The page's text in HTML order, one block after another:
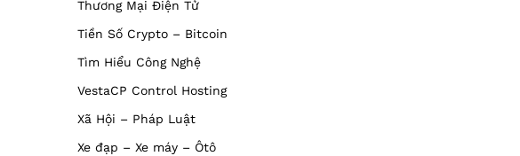
Thương Mại Điện Tử
Tiền Số Crypto – Bitcoin
Tìm Hiểu Công Nghệ
VestaCP Control Hosting
Xã Hội – Pháp Luật
Xe đạp – Xe máy – Ôtô